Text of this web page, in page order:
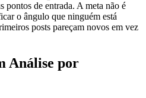
pontos de entrada. A meta não é
o ângulo que ninguém está
posts pareçam novos em vez
Análise por